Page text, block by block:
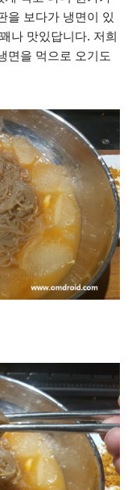
을 보다가 냉면이 있
나 맛있답니다. 저희
면을 먹으로 오기도